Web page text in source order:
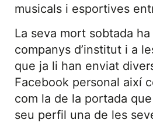
musicals i esportives
La seva mort sobtada
companys d’institut i a
que ja li han enviat
Facebook personal així
com la de la portada
seu perfil una de les